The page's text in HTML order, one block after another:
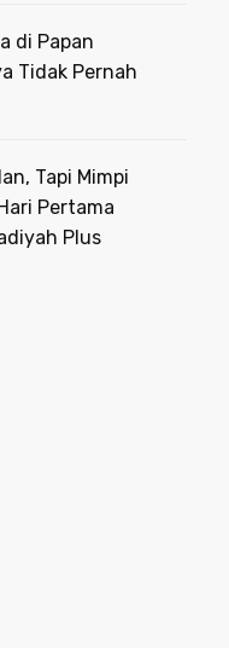
di Papan
Tidak Pernah
Tapi Mimpi
Pertama
Plus